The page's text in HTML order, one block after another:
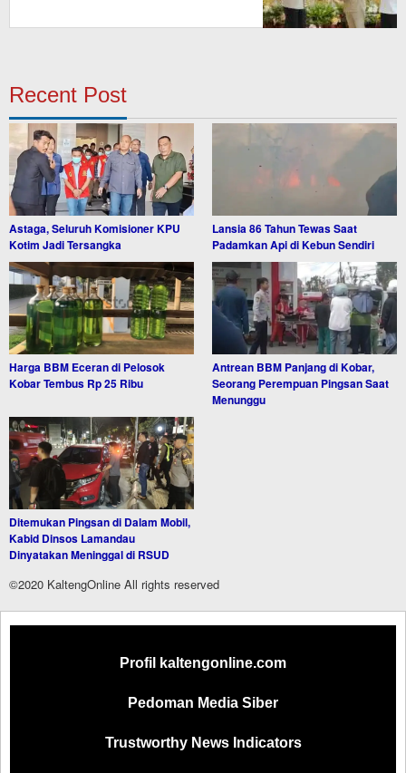
Recent Post
Astaga, Seluruh Komisioner KPU
Kotim Jadi Tersangka
Lansia 86 Tahun Tewas Saat
Padamkan Api di Kebun Sendiri
Harga BBM Eceran di Pelosok
Kobar Tembus Rp 25 Ribu
Antrean BBM Panjang di Kobar,
Seorang Perempuan Pingsan Saat
Menunggu
Ditemukan Pingsan di Dalam Mobil,
Kabid Dinsos Lamandau
Dinyatakan Meninggal di RSUD
©2020 KaltengOnline All rights reserved
Profil kaltengonline.com
Pedoman Media Siber
Trustworthy News Indicators